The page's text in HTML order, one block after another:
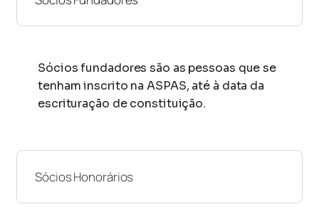
Sócios fundadores são as pessoas que se
tenham inscrito na ASPAS, até à data da
escrituração de constituição.
Sócios Honorários